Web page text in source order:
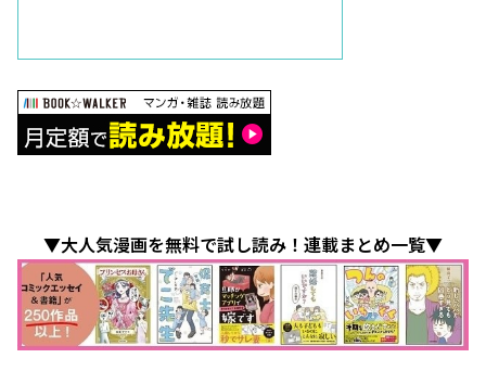
▼大人気漫画を無料で試し読み！連載まとめ一覧▼